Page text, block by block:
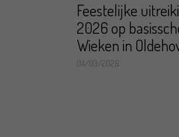
Feestelijke
2026 op
Wieken in
04/03/2026